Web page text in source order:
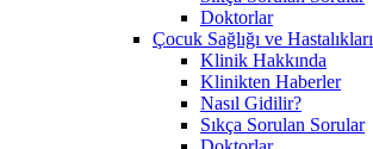
Doktorlar
Çocuk Sağlığı ve Hastalıkları
Klinik Hakkında
Klinikten Haberler
Nasıl Gidilir?
Sıkça Sorulan Sorular